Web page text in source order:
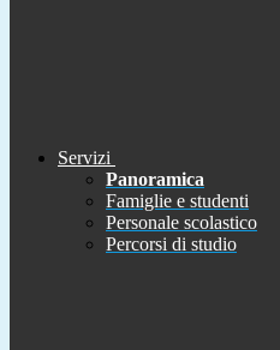
Servizi
Panoramica
Famiglie e studenti
Personale scolastico
Percorsi di studio